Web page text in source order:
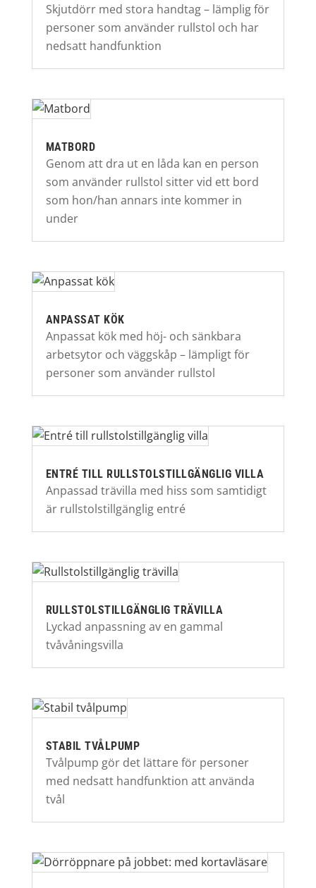
Skjutdörr med stora handtag – lämplig för
personer som använder rullstol och har
nedsatt handfunktion
MATBORD
Genom att dra ut en låda kan en person
som använder rullstol sitter vid ett bord
som hon/han annars inte kommer in
under
ANPASSAT KÖK
Anpassat kök med höj- och sänkbara
arbetsytor och väggskåp – lämpligt för
personer som använder rullstol
ENTRÉ TILL RULLSTOLSTILLGÄNGLIG VILLA
Anpassad trävilla med hiss som samtidigt
är rullstolstillgänglig entré
RULLSTOLSTILLGÄNGLIG TRÄVILLA
Lyckad anpassning av en gammal
tvåvåningsvilla
STABIL TVÅLPUMP
Tvålpump gör det lättare för personer
med nedsatt handfunktion att använda
tvål